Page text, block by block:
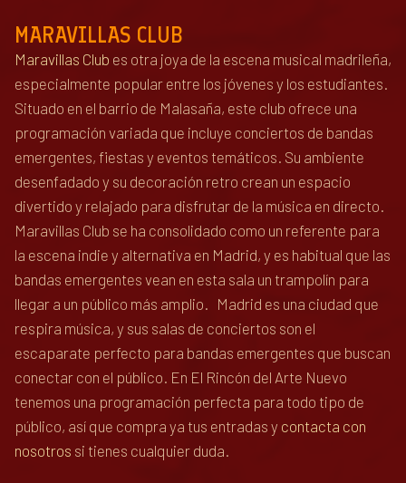
MARAVILLAS CLUB
Maravillas Club es otra joya de la escena musical madrileña,
especialmente popular entre los jóvenes y los estudiantes.
Situado en el barrio de Malasaña, este club ofrece una
programación variada que incluye conciertos de bandas
emergentes, fiestas y eventos temáticos. Su ambiente
desenfadado y su decoración retro crean un espacio
divertido y relajado para disfrutar de la música en directo.
Maravillas Club se ha consolidado como un referente para
la escena indie y alternativa en Madrid, y es habitual que las
bandas emergentes vean en esta sala un trampolín para
llegar a un público más amplio. Madrid es una ciudad que
respira música, y sus salas de conciertos son el
escaparate perfecto para bandas emergentes que buscan
conectar con el público. En El Rincón del Arte Nuevo
tenemos una programación perfecta para todo tipo de
público, así que compra ya tus entradas y contacta con
nosotros si tienes cualquier duda.